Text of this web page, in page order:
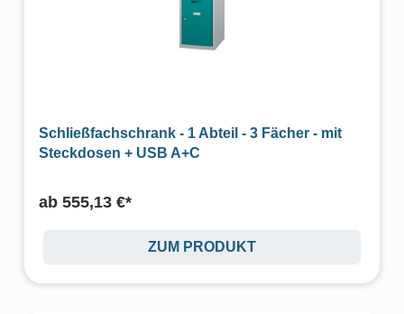
Schließfachschrank - 1 Abteil - 3 Fächer - mit
Steckdosen + USB A+C
ab 555,13 €*
ZUM PRODUKT